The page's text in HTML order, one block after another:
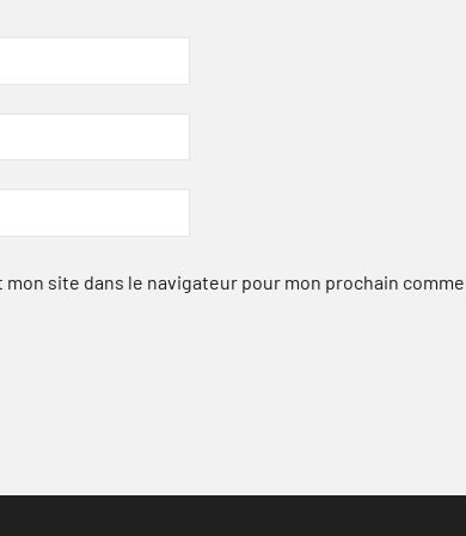
site dans le navigateur pour mon prochain